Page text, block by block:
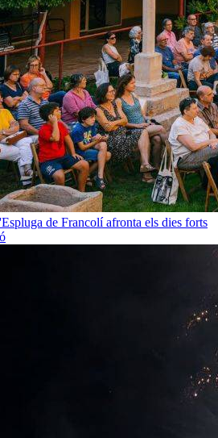
de Francolí afronta els dies forts